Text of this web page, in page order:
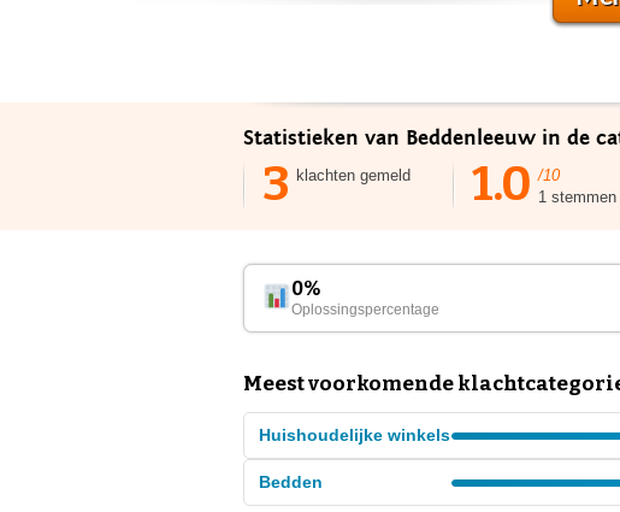
Statistieken van Beddenleeuw in de
3 klachten gemeld 1.0 /10
1 stemmen
0%
Oplossingspercentage
Meest voorkomende
Huishoudelijke winkels
Bedden